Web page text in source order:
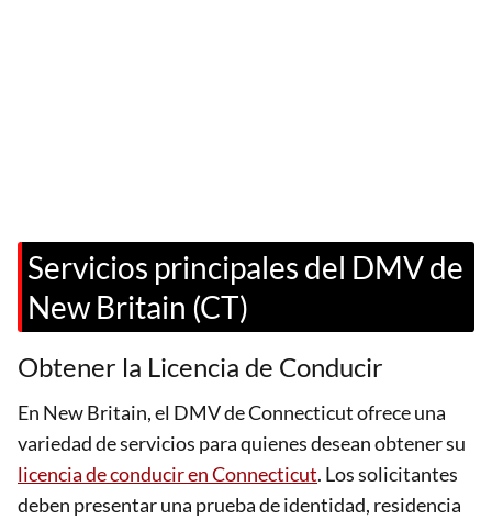
Servicios principales del DMV de
New Britain (CT)
Obtener la Licencia de Conducir
En New Britain, el DMV de Connecticut ofrece una
variedad de servicios para quienes desean obtener su
licencia de conducir en Connecticut. Los solicitantes
deben presentar una prueba de identidad, residencia